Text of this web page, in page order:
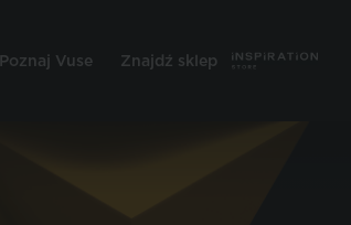
Poznaj Vuse Znajdź sklep